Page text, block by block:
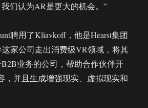
们认为AR是更大的机会。”
聘用了Kliavkoff，他是Hearst集团
家公司走出消费级VR领域，将其
业务的公司，帮助合作伙伴开
，并且生成增强现实、虚拟现实和